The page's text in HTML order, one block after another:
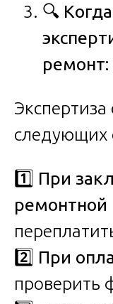
🔍
ремонт:
Экспертиза
следующих
1️⃣ При
ремонтной
2️⃣ При
проверить